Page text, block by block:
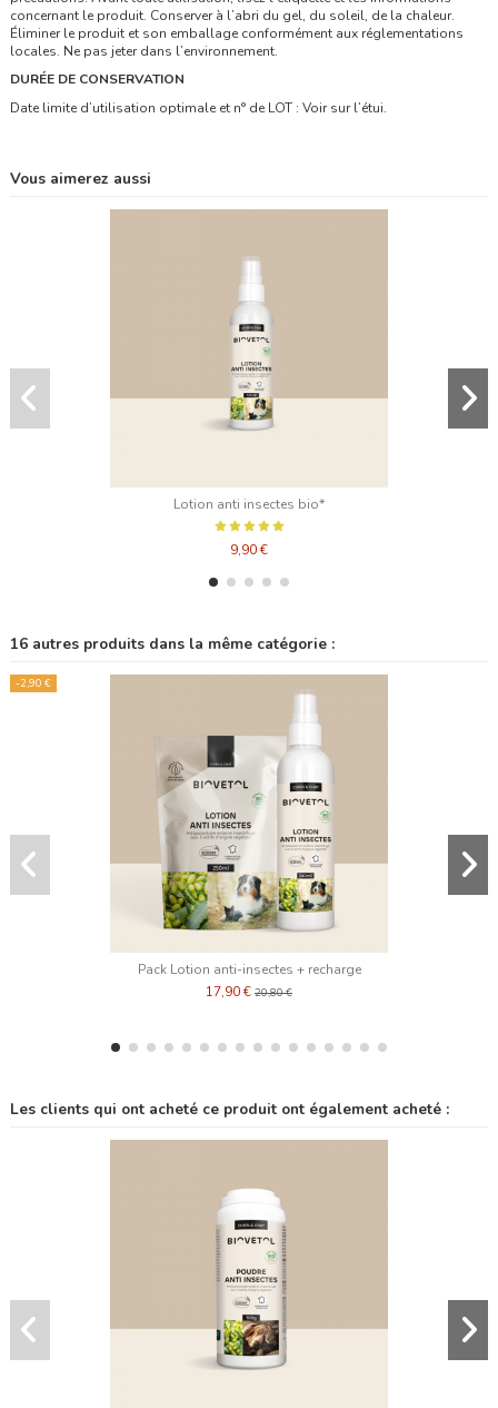
concernant le produit. Conserver à l’abri du gel, du soleil, de la chaleur.
Éliminer le produit et son emballage conformément aux réglementations
locales. Ne pas jeter dans l’environnement.
DURÉE DE CONSERVATION
Date limite d’utilisation optimale et n° de LOT : Voir sur l’étui.
Vous aimerez aussi
Lotion anti insectes bio*
9,90 €
16 autres produits dans la même catégorie :
-2,90 €
Pack Lotion anti-insectes + recharge
17,90 € 20,80 €
Les clients qui ont acheté ce produit ont également acheté :